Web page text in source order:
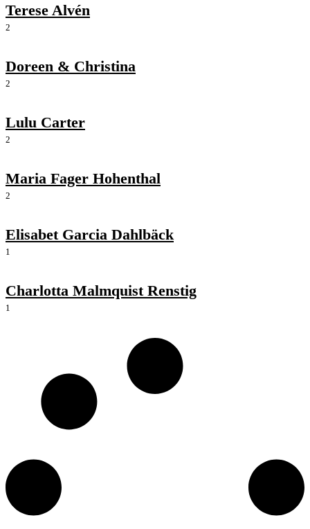
Terese Alvén
2
Doreen & Christina
2
Lulu Carter
2
Maria Fager Hohenthal
2
Elisabet Garcia Dahlbäck
1
Charlotta Malmquist Renstig
1